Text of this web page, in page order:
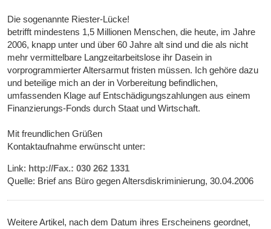
Die sogenannte Riester-Lücke!
betrifft mindestens 1,5 Millionen Menschen, die heute, im Jahre
2006, knapp unter und über 60 Jahre alt sind und die als nicht
mehr vermittelbare Langzeitarbeitslose ihr Dasein in
vorprogrammierter Altersarmut fristen müssen. Ich gehöre dazu
und beteilige mich an der in Vorbereitung befindlichen,
umfassenden Klage auf Entschädigungszahlungen aus einem
Finanzierungs-Fonds durch Staat und Wirtschaft.
Mit freundlichen Grüßen
Kontaktaufnahme erwünscht unter:
Link: http://Fax.: 030 262 1331
Quelle: Brief ans Büro gegen Altersdiskriminierung, 30.04.2006
Weitere Artikel, nach dem Datum ihres Erscheinens geordnet,